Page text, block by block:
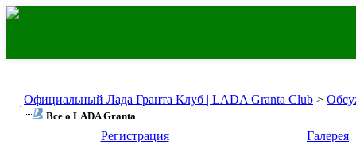
Официальный Лада Гранта Клуб | LADA Granta Club >
Все о LADA Granta
Регистрация Галерея